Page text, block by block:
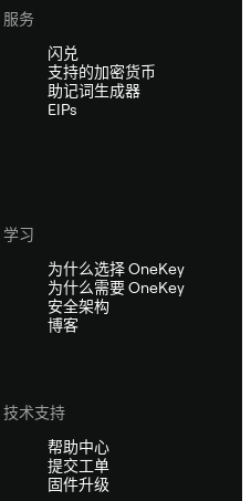
服务
闪兑
支持的加密货币
助记词生成器
EIPs
学习
为什么选择 OneKey
为什么需要 OneKey
安全架构
博客
技术支持
帮助中心
提交工单
固件升级